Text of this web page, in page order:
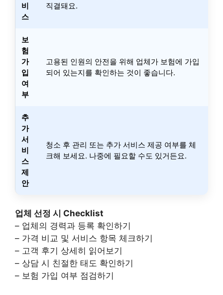
비
스
직결돼요.
보
험
가
입
여
부
고용된 인원의 안전을 위해 업체가 보험에 가입
되어 있는지를 확인하는 것이 좋습니다.
추
가
서
비
스
제
안
청소 후 관리 또는 추가 서비스 제공 여부를 체
크해 보세요. 나중에 필요할 수도 있거든요.
업체 선정 시 Checklist
– 업체의 경력과 등록 확인하기
– 가격 비교 및 서비스 항목 체크하기
– 고객 후기 상세히 읽어보기
– 상담 시 친절한 태도 확인하기
– 보험 가입 여부 점검하기